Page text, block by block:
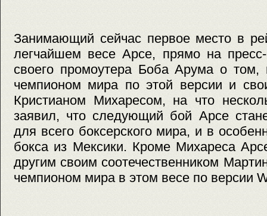
Занимающий сейчас первое место в
легчайшем весе Арсе, прямо на
своего промоутера Боба Арума о том,
чемпионом мира по этой версии и
Кристианом Михаресом, на что
заявил, что следующий бой Арсе
для всего боксерского мира, и в
бокса из Мексики. Кроме Михареса
другим своим соотечественником
чемпионом мира в этом весе по версии